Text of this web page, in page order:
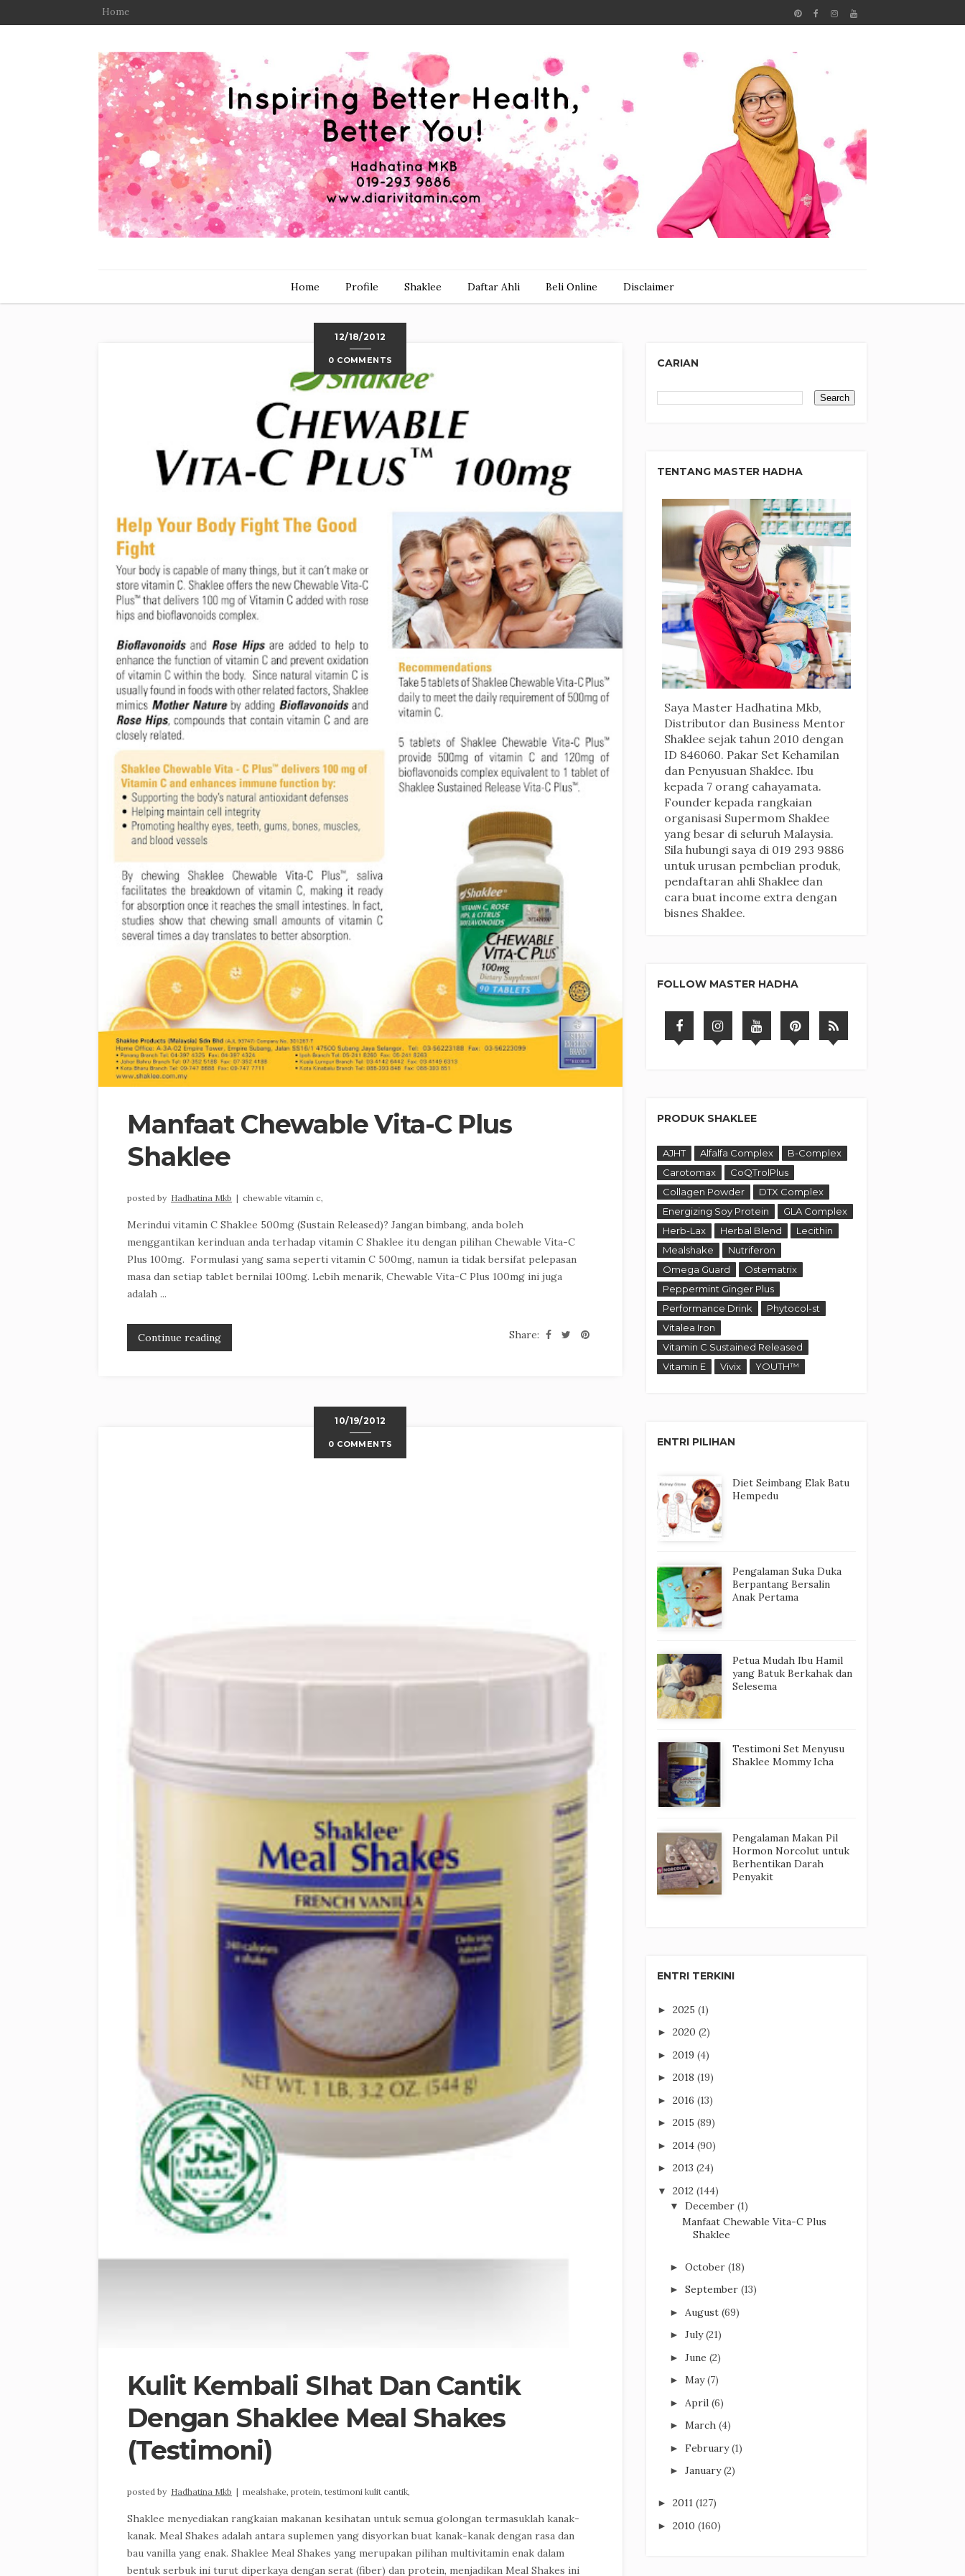
Home
Home Profile Shaklee Daftar Ahli Beli Online Disclaimer
12/18/2012
0 COMMENTS
Manfaat Chewable Vita-C Plus
Shaklee
posted by Hadhatina Mkb | chewable vitamin c,
Merindui vitamin C Shaklee 500mg (Sustain Released)? Jangan bimbang, anda boleh
menggantikan kerinduan anda terhadap vitamin C Shaklee itu dengan pilihan Chewable Vita-C
Plus 100mg. Formulasi yang sama seperti vitamin C 500mg, namun ia tidak bersifat pelepasan
masa dan setiap tablet bernilai 100mg. Lebih menarik, Chewable Vita-C Plus 100mg ini juga
adalah ...
Continue reading Share:
10/19/2012
0 COMMENTS
Kulit Kembali SIhat Dan Cantik
Dengan Shaklee Meal Shakes
(Testimoni)
posted by Hadhatina Mkb | mealshake, protein, testimoni kulit cantik,
Shaklee menyediakan rangkaian makanan kesihatan untuk semua golongan termasuklah kanak-
kanak. Meal Shakes adalah antara suplemen yang disyorkan buat kanak-kanak dengan rasa dan
bau vanilla yang enak. Shaklee Meal Shakes yang merupakan pilihan multivitamin enak dalam
bentuk serbuk ini turut diperkaya dengan serat (fiber) dan protein, menjadikan Meal Shakes ini
CARIAN
TENTANG MASTER HADHA
Saya Master Hadhatina Mkb,
Distributor dan Business Mentor
Shaklee sejak tahun 2010 dengan
ID 846060. Pakar Set Kehamilan
dan Penyusuan Shaklee. Ibu
kepada 7 orang cahayamata.
Founder kepada rangkaian
organisasi Supermom Shaklee
yang besar di seluruh Malaysia.
Sila hubungi saya di 019 293 9886
untuk urusan pembelian produk,
pendaftaran ahli Shaklee dan
cara buat income extra dengan
bisnes Shaklee.
FOLLOW MASTER HADHA
PRODUK SHAKLEE
AJHT Alfalfa Complex
B-Complex
Carotomax
CoQTrolPlus
Collagen Powder
DTX Complex
Energizing Soy Protein
GLA Complex
Herb-Lax
Herbal Blend
Lecithin
Mealshake
Nutriferon
Omega Guard
Ostematrix
Peppermint Ginger Plus
Performance Drink
Phytocol-st
Vitalea Iron
Vitamin C Sustained Released
Vitamin E
Vivix YOUTH™
ENTRI PILIHAN
Diet Seimbang Elak Batu
Hempedu
Pengalaman Suka Duka
Berpantang Bersalin
Anak Pertama
Petua Mudah Ibu Hamil
yang Batuk Berkahak dan
Selesema
Testimoni Set Menyusu
Shaklee Mommy Icha
Pengalaman Makan Pil
Hormon Norcolut untuk
Berhentikan Darah
Penyakit
ENTRI TERKINI
►2025(1)
►2020(2)
►2019(4)
►2018(19)
►2016(13)
►2015(89)
►2014(90)
►2013(24)
▼2012(144)
▼December(1)
Manfaat Chewable Vita-C Plus
Shaklee
►October(18)
►September(13)
► August(69)
►July(21)
►June(2)
►May(7)
► April(6)
►March(4)
►February(1)
►January(2)
►2011(127)
►2010(160)